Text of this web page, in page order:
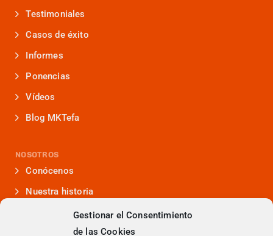
Gestionar el Consentimiento
de las Cookies
Testimoniales
Casos de éxito
Informes
Ponencias
Vídeos
Blog MKTefa
NOSOTROS
Conócenos
Nuestra historia
Iniciativas que lideramos
Noticias y eventos